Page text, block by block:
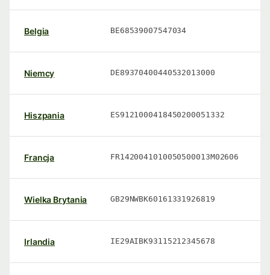
Belgia BE68539007547034
Niemcy DE89370400440532013000
Hiszpania ES9121000418450200051332
Francja FR1420041010050500013M02606
Wielka Brytania GB29NWBK60161331926819
Irlandia IE29AIBK93115212345678